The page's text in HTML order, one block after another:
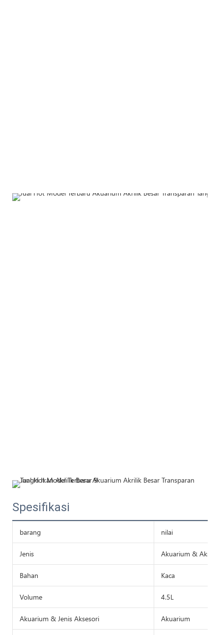
Spesifikasi
barang nilai
Jenis Akuarium &
Bahan Kaca
Volume 4.5L
Akuarium & Jenis Aksesori Akuarium